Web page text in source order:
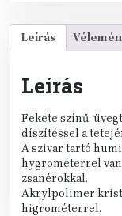
Leírás
Leírás
Fekete színű,
díszítéssel a
A szivar tartó
hygrométerrel
zsanérokkal.
Akrylpolimer
higrométerrel.